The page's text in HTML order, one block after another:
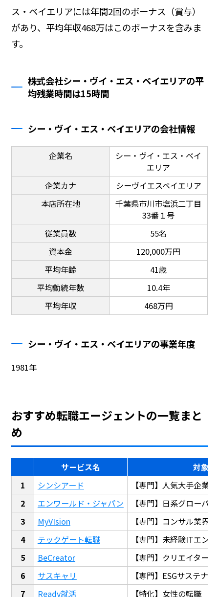
ス・ベイエリアには年間2回のボーナス（賞与）
があり、平均年収468万はこのボーナスを含みま
す。
株式会社シー・ヴイ・エス・ベイエリアの平
均残業時間は15時間
シー・ヴイ・エス・ベイエリアの会社情報
企業名
シー・ヴイ・エス・ベイ
エリア
企業カナ
シーヴイエスベイエリア
本店所在地
千葉県市川市塩浜二丁目
33番１号
従業員数
55名
資本金
120,000万円
平均年齢
41歳
平均勤続年数
10.4年
平均年収
468万円
シー・ヴイ・エス・ベイエリアの事業年度
1981年
おすすめ転職エージェントの一覧まと
め
サービス名
対象
シンシアード
【専門】人気大手企業
エンワールド・ジャパン
【専門】日系グローバ
MyVIsion
【専門】コンサル業界
テックゲート転職
【専門】未経験ITエン
BeCreator
【専門】クリエイター
サスキャリ
【専門】ESGサステナ
Ready就活
【特化】女性の転職